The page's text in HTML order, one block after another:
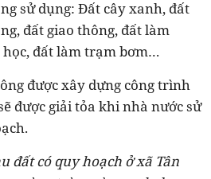
sử dụng: Đất cây xanh, đất
đất giao thông, đất làm
đất làm trạm bơm…
được xây dựng công trình
được giải tỏa khi nhà nước sử
đất có quy hoạch ở xã Tân